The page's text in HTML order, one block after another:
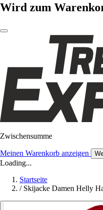
Wird zum
Zwischensumme
Meinen Warenkorb anzeigen
Loading...
Startseite
/ Skijacke Damen Helly